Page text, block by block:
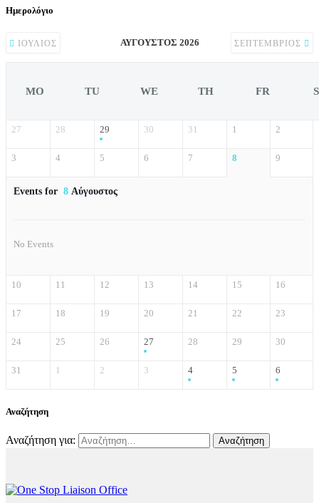
Ημερολόγιο
ΙΟΎΛΙΟΣ ΑΎΓΟΥΣΤΟΣ 2026 ΣΕΠΤΈΜΒΡΙΟΣ
MO TU WE TH FR
27 28 29 30 31 1 2
3 4 5 6 7 8 9
Events for 8 Αύγουστος
No Events
10 11 12 13 14 15 16
17 18 19 20 21 22 23
24 25 26 27 28 29 30
31 1 2 3 4 5 6
Αναζήτηση
Αναζήτηση για: